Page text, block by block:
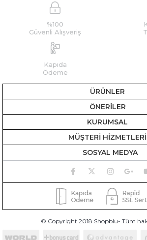
%100
Güvenli Alışveriş
Kapıda
Ödeme
ÜRÜNLER
ÖNERİLER
KURUMSAL
MÜŞTERİ HİZMETLERİ
SOSYAL MEDYA
© Copyright 2018 Shopblu- Tüm